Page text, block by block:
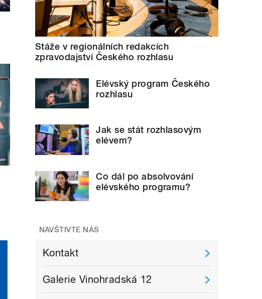
Stáže v regionálních redakcích
zpravodajství Českého rozhlasu
Elévský program Českého
rozhlasu
Jak se stát rozhlasovým
elévem?
Co dál po absolvování
elévského programu?
NAVŠTIVTE NÁS
Kontakt
Galerie Vinohradská 12